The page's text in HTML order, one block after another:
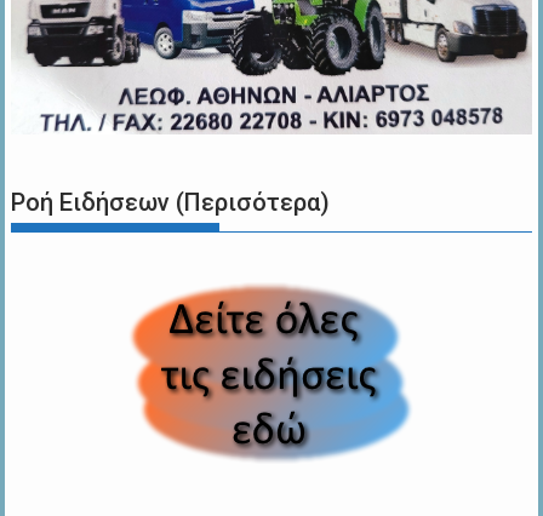
Ροή Ειδήσεων (Περισότερα)